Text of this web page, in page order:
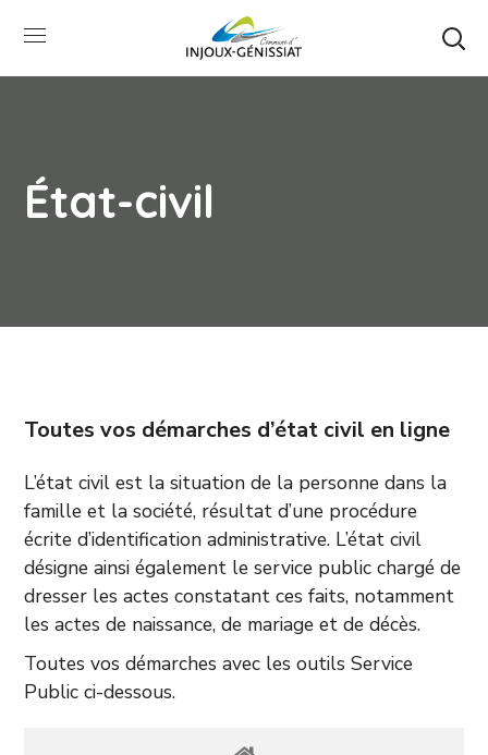
État-civil
Toutes vos démarches d’état civil en ligne
L’état civil est la situation de la personne dans la
famille et la société, résultat d’une procédure
écrite d’identification administrative. L’état civil
désigne ainsi également le service public chargé de
dresser les actes constatant ces faits, notamment
les actes de naissance, de mariage et de décès.
Toutes vos démarches avec les outils Service
Public ci-dessous.